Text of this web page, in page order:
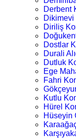
Derbent
Diriliş
Dostlar
Durali
Dutluk
Ege
Fahri
Kutlu
Hürel
Hüseyin